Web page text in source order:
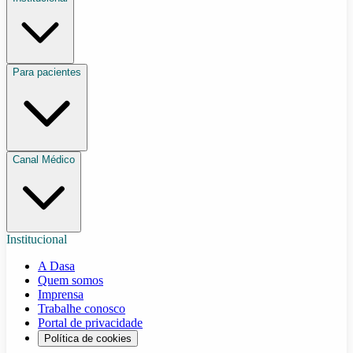
Para pacientes
Canal Médico
Institucional
A Dasa
Quem somos
Imprensa
Trabalhe conosco
Portal de privacidade
Política de cookies